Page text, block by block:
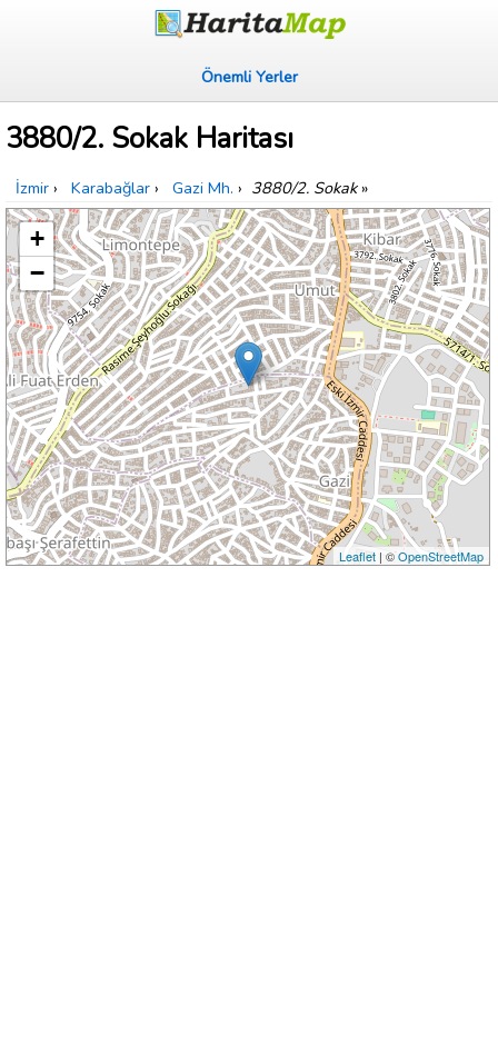
Önemli Yerler
3880/2. Sokak Haritası
İzmir › Karabağlar › Gazi Mh. › 3880/2. Sokak»
+
−
Leaflet| ©OpenStreetMap